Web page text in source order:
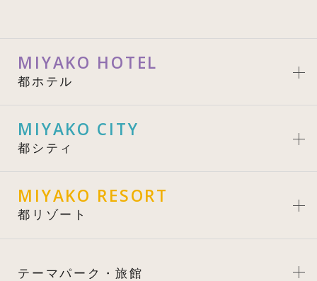
MIYAKO HOTEL
都ホテル
MIYAKO CITY
都シティ
MIYAKO RESORT
都リゾート
テーマパーク・旅館